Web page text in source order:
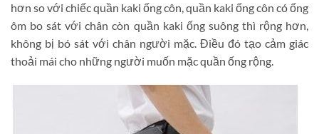
hơn so với chiếc quần kaki ống côn, quần kaki ống côn có ống
ôm bo sát với chân còn quần kaki ống suông thì rộng hơn,
không bị bó sát với chân người mặc. Điều đó tạo cảm giác
thoải mái cho những người muốn mặc quần ống rộng.